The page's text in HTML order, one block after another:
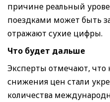
причине реальный
поездками может быть
отражают сухие цифры.
Что будет дальше
Эксперты отмечают,
снижения цен стали
количества